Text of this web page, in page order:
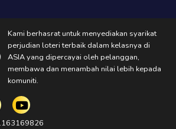
Kami berhasrat untuk menyediakan syarikat
perjudian loteri terbaik dalam kelasnya di
ASIA yang dipercayai oleh pelanggan,
membawa dan menambah nilai lebih kepada
komuniti.